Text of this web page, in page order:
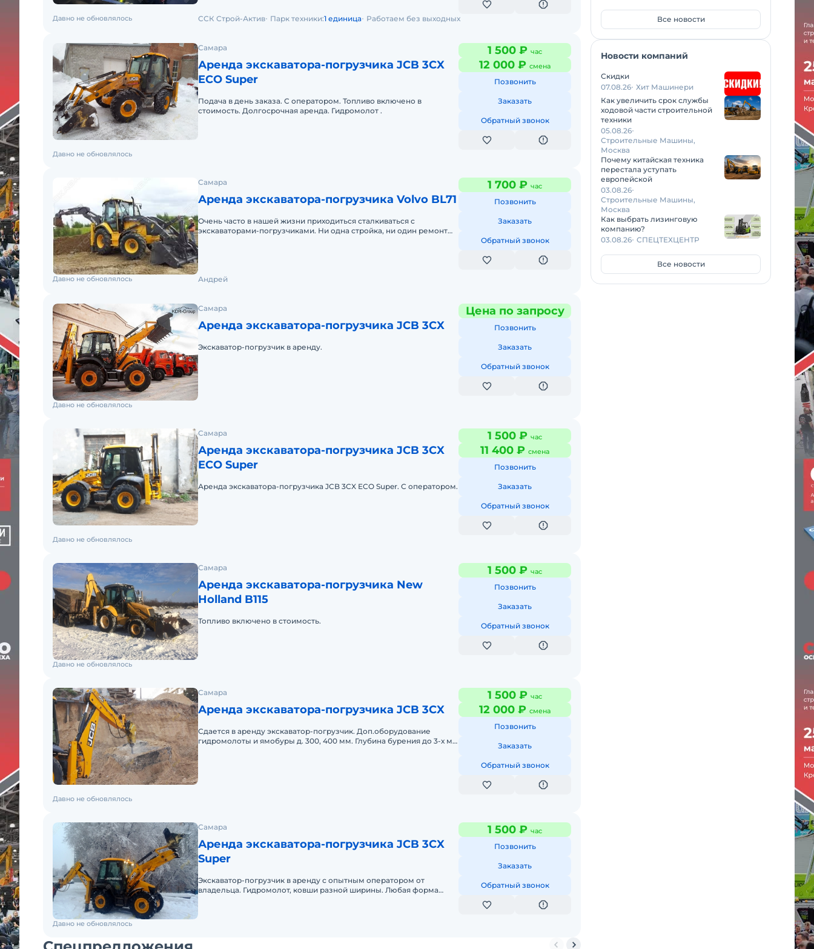
Давно не обновлялось ССК Строй-Актив Парк техники:1 единица Работаем без выходных
Самара
Аренда экскаватора-погрузчика JCB 3CX
ECO Super
Подача в день заказа. С оператором. Топливо включено в
стоимость. Долгосрочная аренда. Гидромолот .
1 500 ₽ час
12 000 ₽ смена
Позвонить
Заказать
Обратный звонок
Давно не обновлялось
Самара
Аренда экскаватора-погрузчика Volvo BL71
Очень часто в нашей жизни приходиться сталкиваться с
экскаваторами-погрузчиками. Ни одна стройка, ни один ремонт
1 700 ₽ час
Позвонить
Заказать
Обратный звонок
Давно не обновлялось Андрей
Самара
Аренда экскаватора-погрузчика JCB 3CX
Экскаватор-погрузчик в аренду.
Цена по запросу
Позвонить
Заказать
Обратный звонок
Давно не обновлялось
Самара
Аренда экскаватора-погрузчика JCB 3CX
ECO Super
Аренда экскаватора-погрузчика JCB 3CX ECO Super. С оператором.
1 500 ₽ час
11 400 ₽ смена
Позвонить
Заказать
Обратный звонок
Давно не обновлялось
Самара
Аренда экскаватора-погрузчика New
Holland B115
Топливо включено в стоимость.
1 500 ₽ час
Позвонить
Заказать
Обратный звонок
Давно не обновлялось
Самара
Аренда экскаватора-погрузчика JCB 3CX
Сдается в аренду экскаватор-погрузчик. Доп.оборудование
гидромолоты и ямобуры д. 300, 400 мм. Глубина бурения до 3-х м.
1 500 ₽ час
12 000 ₽ смена
Позвонить
Заказать
Обратный звонок
Давно не обновлялось
Самара
Аренда экскаватора-погрузчика JCB 3CX
Super
Экскаватор-погрузчик в аренду с опытным оператором от
владельца. Гидромолот, ковши разной ширины. Любая форма
1 500 ₽ час
Позвонить
Заказать
Обратный звонок
Давно не обновлялось
Все новости
Новости компаний
Скидки
07.08.26 Хит Машинери
Как увеличить срок службы
ходовой части строительной
техники
05.08.26
Строительные Машины,
Москва
Почему китайская техника
перестала уступать
европейской
03.08.26
Строительные Машины,
Москва
Как выбрать лизинговую
компанию?
03.08.26 СПЕЦТЕХЦЕНТР
Все новости